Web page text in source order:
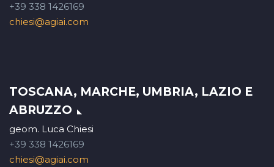
+39 338 1426169
chiesi@agiai.com
TOSCANA, MARCHE, UMBRIA, LAZIO E
ABRUZZO
geom. Luca Chiesi
+39 338 1426169
chiesi@agiai.com